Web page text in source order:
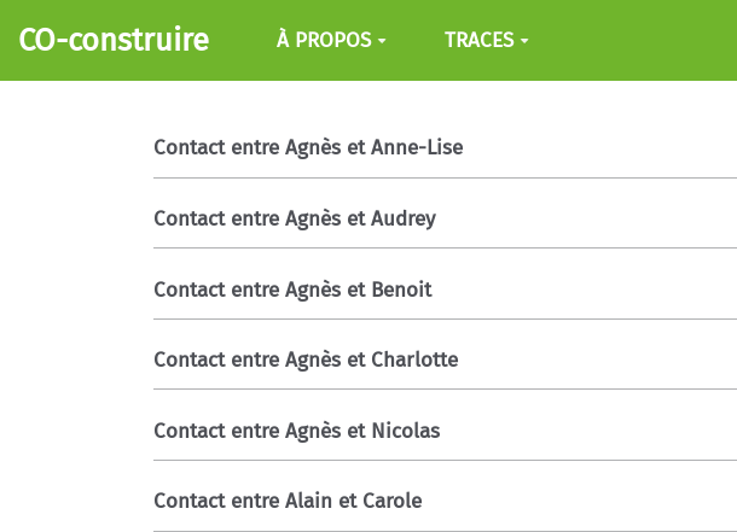
Aller au contenu principal
CO-construire À PROPOS TRACES
Contact entre Agnès et Anne-Lise
Contact entre Agnès et Audrey
Contact entre Agnès et Benoit
Contact entre Agnès et Charlotte
Contact entre Agnès et Nicolas
Contact entre Alain et Carole